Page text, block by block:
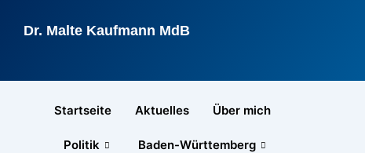
InhaltDr. Malte Kaufmann MdB
Startseite Aktuelles Über mich
Politik Baden-Württemberg